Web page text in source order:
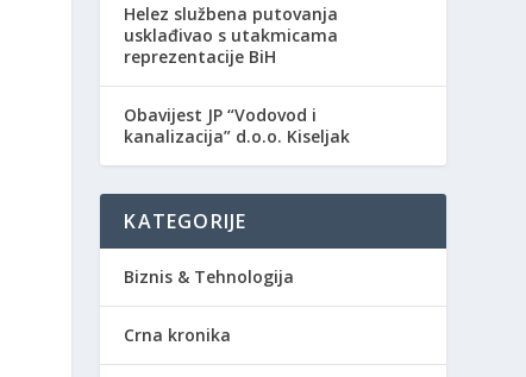
Helez službena putovanja
usklađivao s utakmicama
reprezentacije BiH
Obavijest JP “Vodovod i
kanalizacija” d.o.o. Kiseljak
KATEGORIJE
Biznis & Tehnologija
Crna kronika